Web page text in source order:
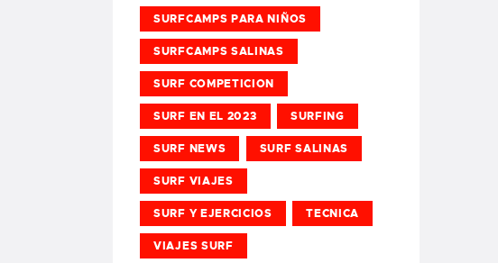
SURFCAMPS PARA NIÑOS
SURFCAMPS SALINAS
SURF COMPETICION
SURF EN EL 2023 SURFING
SURF NEWS SURF SALINAS
SURF VIAJES
SURF Y EJERCICIOS TECNICA
VIAJES SURF